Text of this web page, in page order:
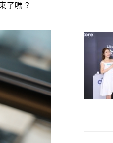
了嗎？